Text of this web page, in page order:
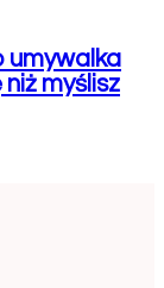
umywalka
myślisz